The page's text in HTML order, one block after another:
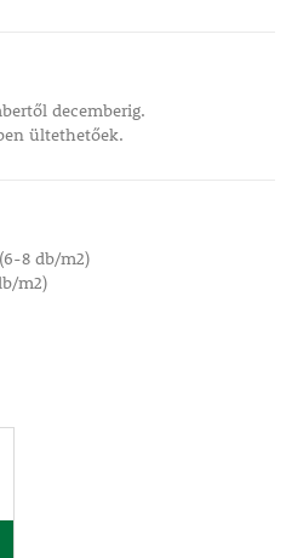
decemberig.
ültethetőek.
8 db/m2)
m2)